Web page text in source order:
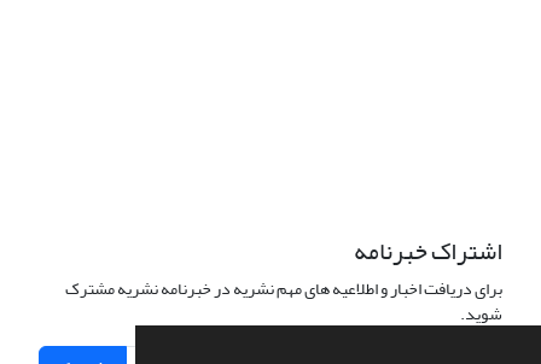
اشتراک خبرنامه
برای دریافت اخبار و اطلاعیه های مهم نشریه در خبرنامه نشریه مشترک
شوید.